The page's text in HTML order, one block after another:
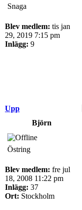
Snaga
Blev medlem: tis jan
29, 2019 7:15 pm
Inlägg: 9
Upp
Björn
Östring
Blev medlem: fre jul
18, 2008 11:22 pm
Inlägg: 37
Ort: Stockholm